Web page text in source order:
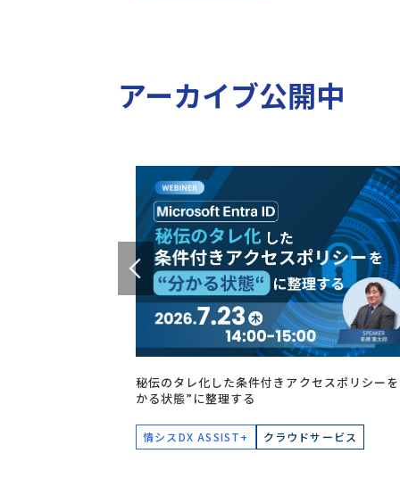
アーカイブ公開中
秘伝のタレ化した条件付きアクセスポリシー
かる状態”に整理する
情シスDX ASSIST+ クラウドサービス